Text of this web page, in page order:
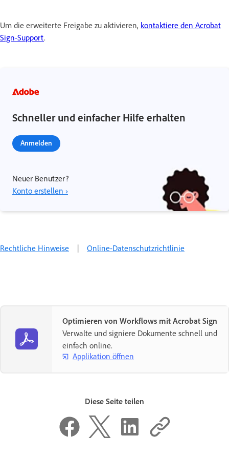
Um die erweiterte Freigabe zu aktivieren, kontaktiere den Acrobat
Sign-Support.
Schneller und einfacher Hilfe erhalten
Anmelden
Neuer Benutzer?
Konto erstellen ›
Rechtliche Hinweise | Online-Datenschutzrichtlinie
Optimieren von Workflows mit Acrobat Sign
Verwalte und signiere Dokumente schnell und
einfach online.
Applikation öffnen
Diese Seite teilen